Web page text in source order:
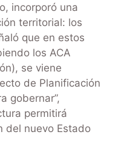
incorporó una
territorial: los
que en estos
los ACA
se viene
de Planificación
gobernar”,
permitirá
del nuevo Estado